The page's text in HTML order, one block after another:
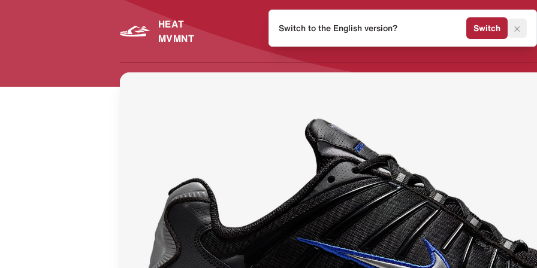
HEAT
MVMNT
Release Kalender Sneaker
Switch to the English version? Switch ×